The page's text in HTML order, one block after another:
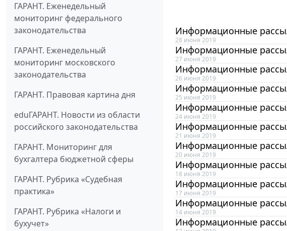
ГАРАНТ. Еженедельный
мониторинг федерального
законодательства
ГАРАНТ. Еженедельный
мониторинг московского
законодательства
ГАРАНТ. Правовая картина дня
eduГАРАНТ. Новости из области
российского законодательства
ГАРАНТ. Мониторинг для
бухгалтера бюджетной сферы
ГАРАНТ. Рубрика «Судебная
практика»
ГАРАНТ. Рубрика «Налоги и
бухучет»
Информационные
28 июня 2019
Информационные
27 июня 2019
Информационные
26 июня 2019
Информационные
25 июня 2019
Информационные
24 июня 2019
Информационные
21 июня 2019
Информационные
20 июня 2019
Информационные
18 июня 2019
Информационные
17 июня 2019
Информационные
14 июня 2019
Информационные